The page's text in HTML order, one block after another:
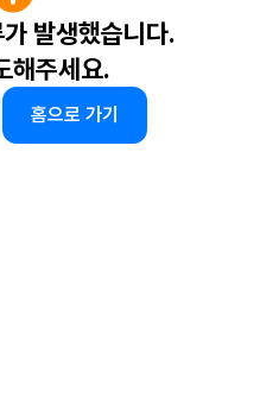
발생했습니다.
해주세요.
홈으로 가기